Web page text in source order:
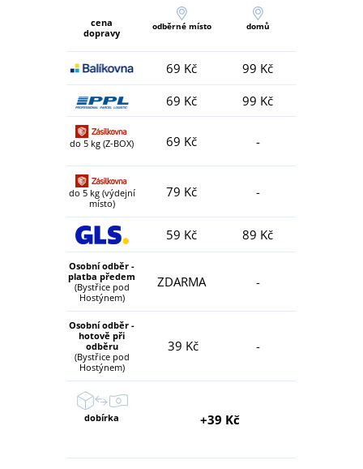
cena
dopravy
odběrné místo domů
69 Kč
99 Kč
69 Kč
99 Kč
do 5 kg (Z-BOX) 69 Kč -
do 5 kg (výdejní
místo)
79 Kč -
59 Kč 89 Kč
Osobní odběr -
platba předem
(Bystřice pod
Hostýnem)
ZDARMA -
Osobní odběr -
hotově při
odběru
(Bystřice pod
Hostýnem)
39 Kč -
dobírka +39 Kč